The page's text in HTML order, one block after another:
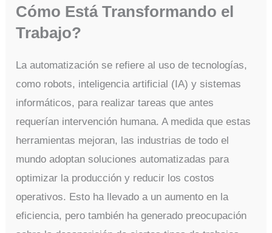
Cómo Está Transformando el
Trabajo?
La automatización se refiere al uso de tecnologías,
como robots, inteligencia artificial (IA) y sistemas
informáticos, para realizar tareas que antes
requerían intervención humana. A medida que estas
herramientas mejoran, las industrias de todo el
mundo adoptan soluciones automatizadas para
optimizar la producción y reducir los costos
operativos. Esto ha llevado a un aumento en la
eficiencia, pero también ha generado preocupación